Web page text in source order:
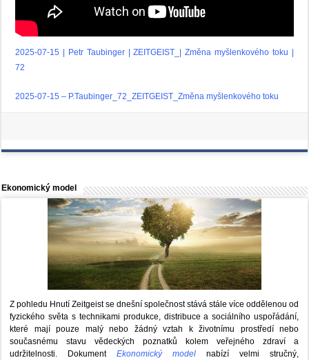
2025-07-15 | Petr Taubinger | ZEITGEIST_| Změna myšlenkového toku |
72
2025-07-15 – P.Taubinger_72_ZEITGEIST_Změna myšlenkového toku
Ekonomický model
Z pohledu Hnutí Zeitgeist se dnešní společnost stává stále více oddělenou od
fyzického světa s technikami produkce, distribuce a sociálního uspořádání,
které mají pouze malý nebo žádný vztah k životnímu prostředí nebo
současnému stavu vědeckých poznatků kolem veřejného zdraví a
udržitelnosti. DokumentEkonomický model nabízí velmi stručný,